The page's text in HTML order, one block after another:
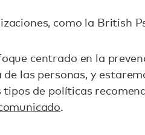
como la British
centrado en la
las personas, y
de políticas
.